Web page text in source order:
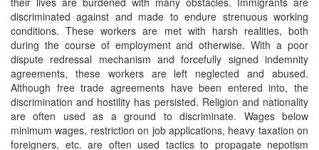
discriminated against and made to endure strenuous working
conditions. These workers are met with harsh realities, both
during the course of employment and otherwise. With a poor
dispute redressal mechanism and forcefully signed indemnity
agreements, these workers are left neglected and abused.
Although free trade agreements have been entered into, the
discrimination and hostility has persisted. Religion and nationality
are often used as a ground to discriminate. Wages below
minimum wages, restriction on job applications, heavy taxation on
foreigners, etc. are often used tactics to propagate nepotism